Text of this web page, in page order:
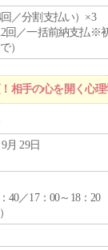
回／分割支払い）×3
回／一括前納支払※
）
相手の心を開く心理
月 29日
40／17：00～18：20